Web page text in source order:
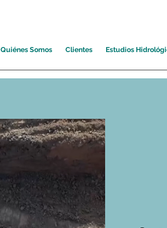
Quiénes Somos Clientes Estudios